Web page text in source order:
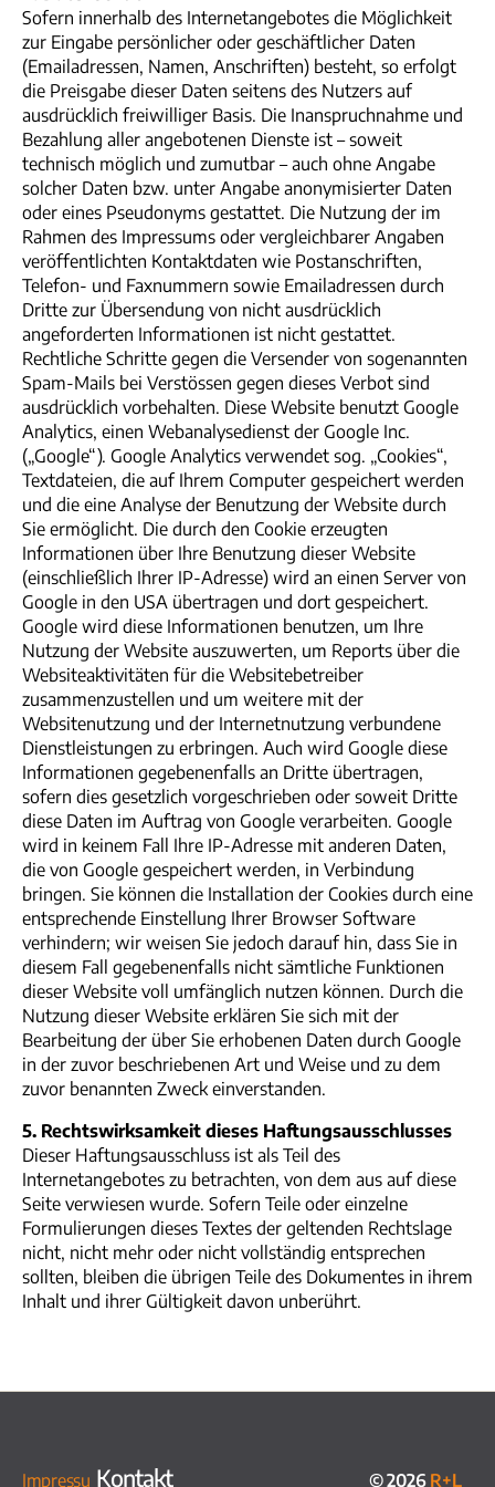
Sofern innerhalb des Internetangebotes die Möglichkeit
zur Eingabe persönlicher oder geschäftlicher Daten
(Emailadressen, Namen, Anschriften) besteht, so erfolgt
die Preisgabe dieser Daten seitens des Nutzers auf
ausdrücklich freiwilliger Basis. Die Inanspruchnahme und
Bezahlung aller angebotenen Dienste ist – soweit
technisch möglich und zumutbar – auch ohne Angabe
solcher Daten bzw. unter Angabe anonymisierter Daten
oder eines Pseudonyms gestattet. Die Nutzung der im
Rahmen des Impressums oder vergleichbarer Angaben
veröffentlichten Kontaktdaten wie Postanschriften,
Telefon- und Faxnummern sowie Emailadressen durch
Dritte zur Übersendung von nicht ausdrücklich
angeforderten Informationen ist nicht gestattet.
Rechtliche Schritte gegen die Versender von sogenannten
Spam-Mails bei Verstössen gegen dieses Verbot sind
ausdrücklich vorbehalten. Diese Website benutzt Google
Analytics, einen Webanalysedienst der Google Inc.
(„Google“). Google Analytics verwendet sog. „Cookies“,
Textdateien, die auf Ihrem Computer gespeichert werden
und die eine Analyse der Benutzung der Website durch
Sie ermöglicht. Die durch den Cookie erzeugten
Informationen über Ihre Benutzung dieser Website
(einschließlich Ihrer IP-Adresse) wird an einen Server von
Google in den USA übertragen und dort gespeichert.
Google wird diese Informationen benutzen, um Ihre
Nutzung der Website auszuwerten, um Reports über die
Websiteaktivitäten für die Websitebetreiber
zusammenzustellen und um weitere mit der
Websitenutzung und der Internetnutzung verbundene
Dienstleistungen zu erbringen. Auch wird Google diese
Informationen gegebenenfalls an Dritte übertragen,
sofern dies gesetzlich vorgeschrieben oder soweit Dritte
diese Daten im Auftrag von Google verarbeiten. Google
wird in keinem Fall Ihre IP-Adresse mit anderen Daten,
die von Google gespeichert werden, in Verbindung
bringen. Sie können die Installation der Cookies durch eine
entsprechende Einstellung Ihrer Browser Software
verhindern; wir weisen Sie jedoch darauf hin, dass Sie in
diesem Fall gegebenenfalls nicht sämtliche Funktionen
dieser Website voll umfänglich nutzen können. Durch die
Nutzung dieser Website erklären Sie sich mit der
Bearbeitung der über Sie erhobenen Daten durch Google
in der zuvor beschriebenen Art und Weise und zu dem
zuvor benannten Zweck einverstanden.
5. Rechtswirksamkeit dieses Haftungsausschlusses
Dieser Haftungsausschluss ist als Teil des
Internetangebotes zu betrachten, von dem aus auf diese
Seite verwiesen wurde. Sofern Teile oder einzelne
Formulierungen dieses Textes der geltenden Rechtslage
nicht, nicht mehr oder nicht vollständig entsprechen
sollten, bleiben die übrigen Teile des Dokumentes in ihrem
Inhalt und ihrer Gültigkeit davon unberührt.
Impressu Kontakt © 2026 R+L